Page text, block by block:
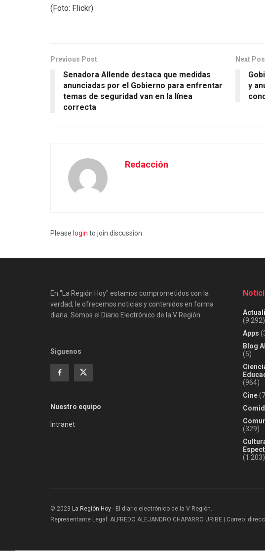
(Foto: Flickr)
Previous Post
Senadora Allende destaca que medidas
anunciadas por el Gobierno para enfrentar
temas de seguridad van en la línea
correcta
Next
y
Redacción
Please login to join discussion
En "La Región Hoy" estamos comprometidos con la
verdad, le ofrecemos noticias y contenidos en forma
diaria. Somos el Diario Electrónico de la V Región.
Siguenos
Nuestro equipo
Intranet
(9.292)
Apps
Blog
(5)
(964)
Cine
(329)
(1.203)
© 2023 La Región Hoy - El diario electrónico de la V Región.
Representante Legal: ALFREDO ALEJANDRO CHAPARRO URIBE | Correo: